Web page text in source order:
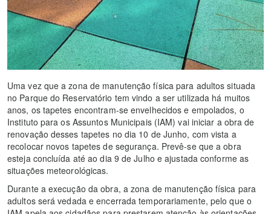
Uma vez que a zona de manutenção física para adultos situada
no Parque do Reservatório tem vindo a ser utilizada há muitos
anos, os tapetes encontram-se envelhecidos e empolados, o
Instituto para os Assuntos Municipais (IAM) vai iniciar a obra de
renovação desses tapetes no dia 10 de Junho, com vista a
recolocar novos tapetes de segurança. Prevê-se que a obra
esteja concluída até ao dia 9 de Julho e ajustada conforme as
situações meteorológicas.
Durante a execução da obra, a zona de manutenção física para
adultos será vedada e encerrada temporariamente, pelo que o